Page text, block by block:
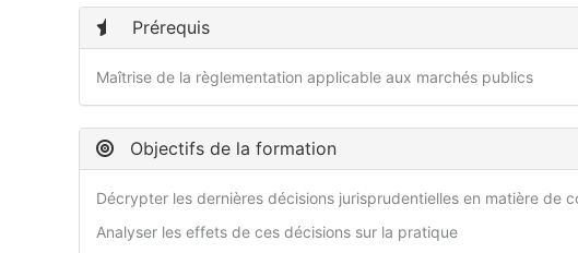
Prérequis
Maîtrise de la règlementation applicable aux marchés publics
Objectifs de la formation
Décrypter les dernières décisions jurisprudentielles en matière de
Analyser les effets de ces décisions sur la pratique